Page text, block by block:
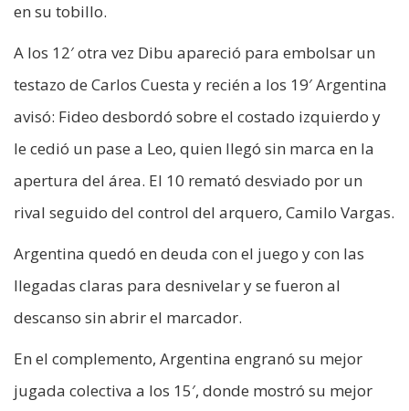
en su tobillo.
A los 12′ otra vez Dibu apareció para embolsar un
testazo de Carlos Cuesta y recién a los 19′ Argentina
avisó: Fideo desbordó sobre el costado izquierdo y
le cedió un pase a Leo, quien llegó sin marca en la
apertura del área. El 10 remató desviado por un
rival seguido del control del arquero, Camilo Vargas.
Argentina quedó en deuda con el juego y con las
llegadas claras para desnivelar y se fueron al
descanso sin abrir el marcador.
En el complemento, Argentina engranó su mejor
jugada colectiva a los 15′, donde mostró su mejor